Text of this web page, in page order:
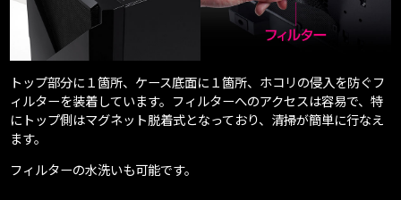
トップ部分に１箇所、ケース底面に１箇所、ホコリの侵入を防ぐフ
ィルターを装着しています。フィルターへのアクセスは容易で、特
にトップ側はマグネット脱着式となっており、清掃が簡単に行なえ
ます。
フィルターの水洗いも可能です。